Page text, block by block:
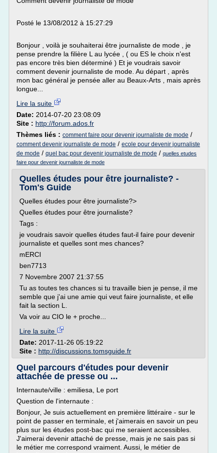
Posté le 13/08/2012 à 15:27:29
Bonjour , voilà je souhaiterai être journaliste de mode , je
pense prendre la filière L au lycée , ( ou ES le choix n'est
pas encore très bien déterminé ) Et je voudrais savoir
comment devenir journaliste de mode. Au départ , après
mon bac général je pensée aller au Beaux-Arts , mais après
longue...
Lire la suite
Date: 2014-07-20 23:08:09
Site : http://forum.ados.fr
Thèmes liés : comment faire pour devenir journaliste de mode /
comment devenir journaliste de mode / ecole pour devenir journaliste
de mode / quel bac pour devenir journaliste de mode / quelles etudes
faire pour devenir journaliste de mode
Quelles études pour être journaliste? -
Tom's Guide
Quelles études pour être journaliste?>
Quelles études pour être journaliste?
Tags :
je voudrais savoir quelles études faut-il faire pour devenir
journaliste et quelles sont mes chances?
mERCI
ben7713
7 Novembre 2007 21:37:55
Tu as toutes tes chances si tu travaille bien je pense, il me
semble que j'ai une amie qui veut faire journaliste, et elle
fait la section L.
Va voir au CIO le + proche...
Lire la suite
Date: 2017-11-26 05:19:22
Site : http://discussions.tomsguide.fr
Quel parcours d'études pour devenir
attachée de presse ou ...
Internaute/ville : emiliesa, Le port
Question de l'internaute :
Bonjour, Je suis actuellement en première littéraire - sur le
point de passer en terminale, et j'aimerais en savoir un peu
plus sur les études post-bac qui me seraient accessibles.
J'aimerai devenir attaché de presse, mais je ne sais pas si
le métier me correspond vraiment. Aussi, le métier de